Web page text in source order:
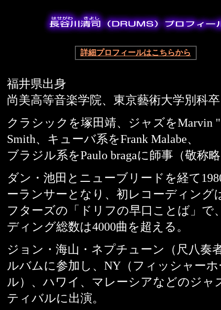
詳細プロフィールはこちらから
福井県出身
尚美高等音楽学院、東京藝術大学別科卒
クラシックを塚田靖、ジャズをMarvin
Smith、キューバ系をFrank Malabe、
ブラジル系をPaulo bragaに師事（敬称
ダン・池田とニューブリードを経て
ーランサーとなり、初レコーディング
フターズの「ドリフの早口ことば」で
ディング総数は4000曲を超える。
ジョン・海山・ネプチューン（尺八奏
ルバムに参加し、NY（フィッシャーホ
ル）、ハワイ、マレーシアなどのジャ
ティバルに出演。